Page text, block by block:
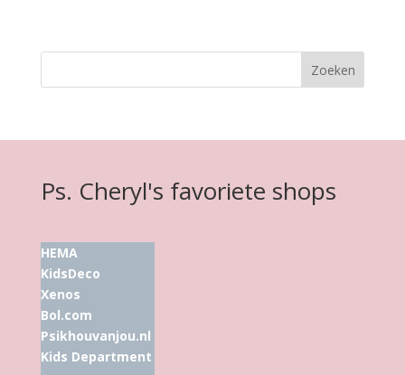
Ps. Cheryl's favoriete shops
HEMA
KidsDeco
Xenos
Bol.com
Psikhouvanjou.nl
Kids Department